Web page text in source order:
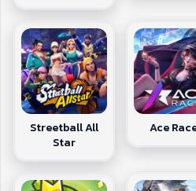
Streetball All
Star
Ace